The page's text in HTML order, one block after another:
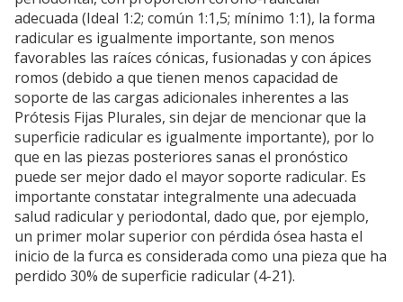
adecuada (Ideal 1:2; común 1:1,5; mínimo 1:1), la forma
radicular es igualmente importante, son menos
favorables las raíces cónicas, fusionadas y con ápices
romos (debido a que tienen menos capacidad de
soporte de las cargas adicionales inherentes a las
Prótesis Fijas Plurales, sin dejar de mencionar que la
superficie radicular es igualmente importante), por lo
que en las piezas posteriores sanas el pronóstico
puede ser mejor dado el mayor soporte radicular. Es
importante constatar integralmente una adecuada
salud radicular y periodontal, dado que, por ejemplo,
un primer molar superior con pérdida ósea hasta el
inicio de la furca es considerada como una pieza que ha
perdido 30% de superficie radicular (4-21).